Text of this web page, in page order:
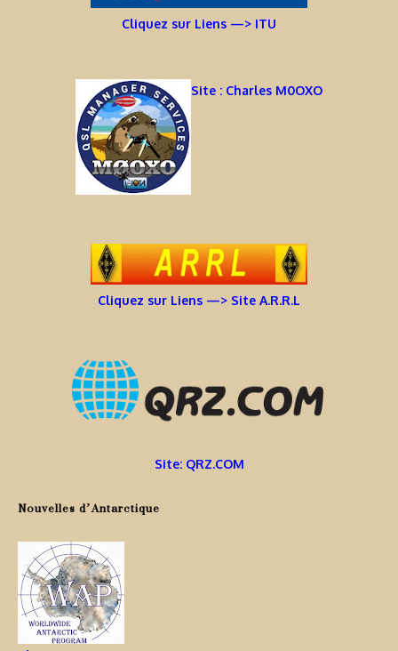
Cliquez sur Liens —> ITU
Site : Charles M0OXO
Cliquez sur Liens —> Site A.R.R.L
Site: QRZ.COM
Nouvelles d’Antarctique